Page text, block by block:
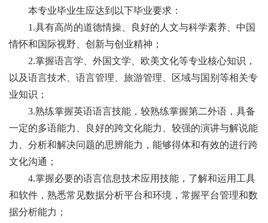
本专业毕业生应达到以下毕业要求：
1.具有高尚的道德情操、良好的人文与科学素养、中国
情怀和国际视野、创新与创业精神；
2.掌握语言学、外国文学、欧美文化等专业核心知识，
以及语言技术、语言管理、旅游管理、区域与国别等相关专
业知识；
3.熟练掌握英语语言技能，较熟练掌握第二外语，具备
一定的多语能力、良好的跨文化能力、较强的演讲与解说能
力、分析和解决问题的思辨能力，能够得体和有效的进行跨
文化沟通；
4.掌握必要的语言信息技术应用技能，了解和运用工具
和软件，熟悉常见数据分析平台和环境，常握平台管理和数
据分析能力；